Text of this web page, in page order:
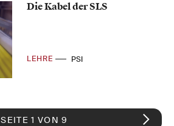
Die Kabel der SLS
LEHRE PSI
SEITE 1 VON 9